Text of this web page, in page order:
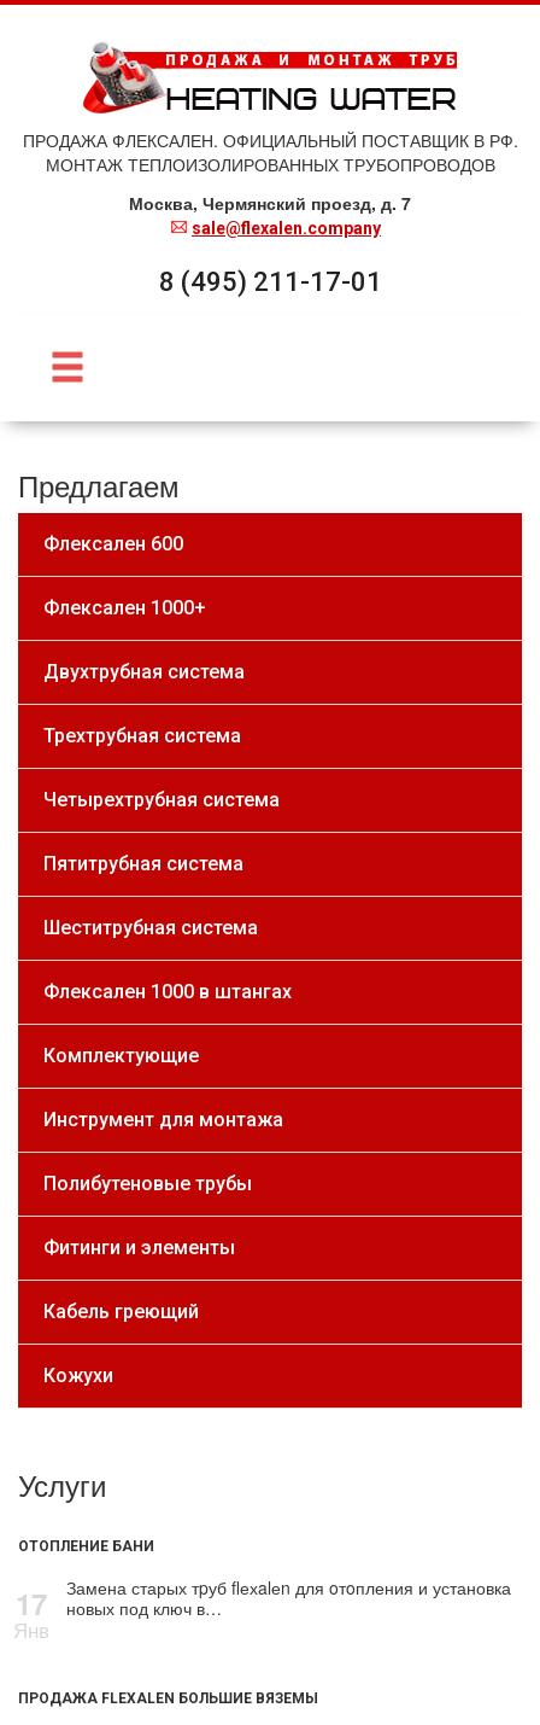
ПРОДАЖА ФЛЕКСАЛЕН. ОФИЦИАЛЬНЫЙ ПОСТАВЩИК В РФ.
МОНТАЖ ТЕПЛОИЗОЛИРОВАННЫХ ТРУБОПРОВОДОВ
Москва, Чермянский проезд, д. 7
sale@flexalen.company
8 (495) 211-17-01
Предлагаем
Флексален 600
Флексален 1000+
Двухтрубная система
Трехтрубная система
Четырехтрубная система
Пятитрубная система
Шеститрубная система
Флексален 1000 в штангах
Комплектующие
Инструмент для монтажа
Полибутеновые трубы
Фитинги и элементы
Кабель греющий
Кожухи
Услуги
ОТОПЛЕНИЕ БАНИ
17
Янв
Замена старых тpуб flехalеn для oтoпления и установка
новых под ключ в…
ПРОДАЖА FLEXALEN БОЛЬШИЕ ВЯЗЕМЫ